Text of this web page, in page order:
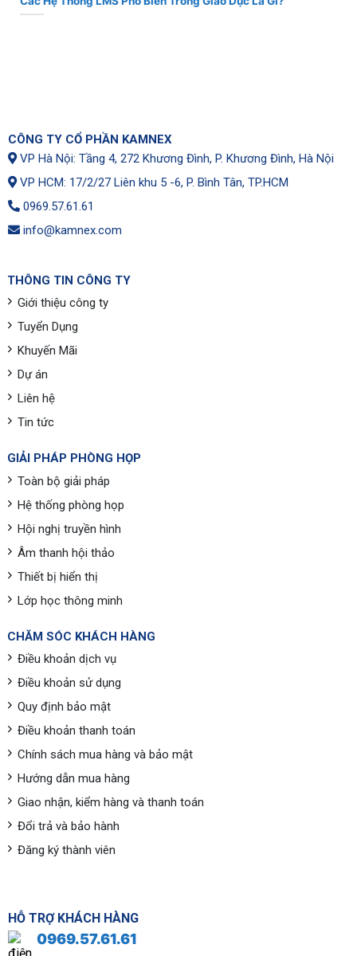
CÔNG TY CỔ PHẦN KAMNEX
VP Hà Nội: Tầng 4, 272 Khương Đình, P. Khương Đình, Hà Nội
VP HCM: 17/2/27 Liên khu 5 -6, P. Bình Tân, TP.HCM
0969.57.61.61
info@kamnex.com
THÔNG TIN CÔNG TY
Giới thiệu công ty
Tuyển Dụng
Khuyến Mãi
Dự án
Liên hệ
Tin tức
GIẢI PHÁP PHÒNG HỌP
Toàn bộ giải pháp
Hệ thống phòng họp
Hội nghị truyền hình
Âm thanh hội thảo
Thiết bị hiển thị
Lớp học thông minh
CHĂM SÓC KHÁCH HÀNG
Điều khoản dịch vụ
Điều khoản sử dụng
Quy định bảo mật
Điều khoản thanh toán
Chính sách mua hàng và bảo mật
Hướng dẫn mua hàng
Giao nhận, kiểm hàng và thanh toán
Đổi trả và bảo hành
Đăng ký thành viên
HỖ TRỢ KHÁCH HÀNG
0969.57.61.61